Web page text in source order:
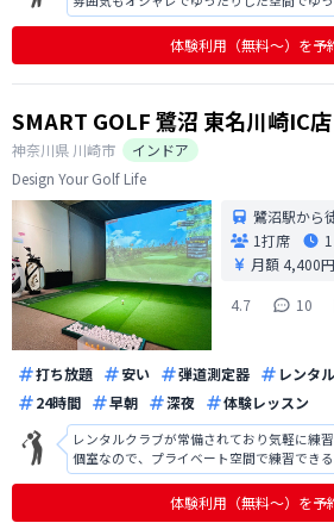
い。
体験利用（無料〜）を予
SMART GOLF 鷺沼 東名川崎IC店
神奈川県 川崎市
インドア
Design Your Golf Life
鷺沼駅から
1打席
月額 4,400
4.7
10
打ち放題 安い 弾道測定器 レンタ
24時間
早朝 深夜 体験レッスン
レンタルクラブが常備されており気軽に練
個室なので、プライベート空間で練習でき
ば有料のパーソナルレッスンも受講出来る
体験利用（無料〜）を予